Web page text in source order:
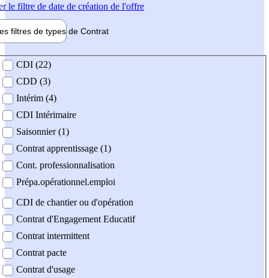
le filtre de date de création de l'offre
filtres de types de Contrat
contrat
CDI (22)
CDD (3)
Intérim (4)
CDI Intérimaire
Saisonnier (1)
Contrat apprentissage (1)
Cont. professionnalisation
Prépa.opérationnel.emploi
CDI de chantier ou d'opération
Contrat d'Engagement Educatif
Contrat intermittent
Contrat pacte
Contrat d'usage